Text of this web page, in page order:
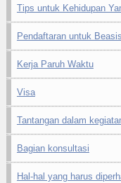
Tips untuk Kehidupan
Pendaftaran untuk
Kerja Paruh Waktu
Visa
Tantangan dalam
Bagian konsultasi
Hal-hal yang harus